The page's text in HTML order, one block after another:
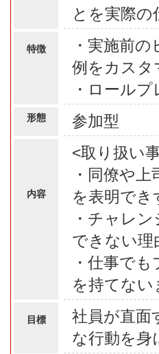
とを実際の
特徴
・実施前
例をカスタ
・ロール
形態 参加型
内容
<取り扱い
・同僚や
を表明でき
・チャレ
できない理
・仕事で
を持てな
目標
社員が直面
な行動を身